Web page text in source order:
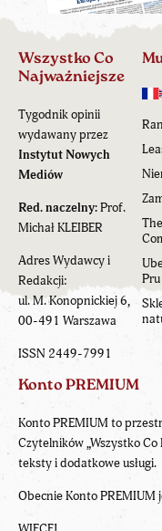
Wszystko Co
Najważniejsze
Tygodnik opinii
wydawany przez
Instytut Nowych
Mediów
Red. naczelny:Prof.
Michał KLEIBER
Adres Wydawcy i
Redakcji:
ul. M. Konopnickiej 6,
00-491 Warszawa
ISSN 2449-7991
Pru
Konto PREMIUM
Konto PREMIUM to
Czytelników „Wszystko
teksty i dodatkowe usługi.
Obecnie Konto PREMIUM